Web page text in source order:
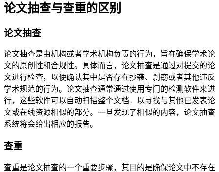
论文抽查与查重的区别
论文抽查
论文抽查是由机构或者学术机构负责的行为，旨在确保学术论
文的原创性和合规性。具体而言，论文抽查是通过对提交的论
文进行检查，以便确认其中是否存在抄袭、剽窃或者其他违反
学术规范的行为。论文抽查通常通过使用专门的检测软件来进
行，这些软件可以自动扫描整个文档，以寻找与其他已发表论
文或在线资源相似的部分。一旦发现了相似的内容，论文抽查
系统将会给出相应的报告。
查重
查重是论文抽查的一个重要步骤，其目的是确保论文中不存在